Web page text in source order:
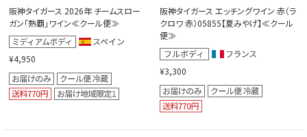
阪神タイガース 2026年 チームスロー
ガン「熱覇」ワイン≪クール便≫
¥4,950
阪神タイガース エッチングワイン 赤（ラ
クロワ 赤）05855【夏みやげ】≪クール
便≫
¥3,300